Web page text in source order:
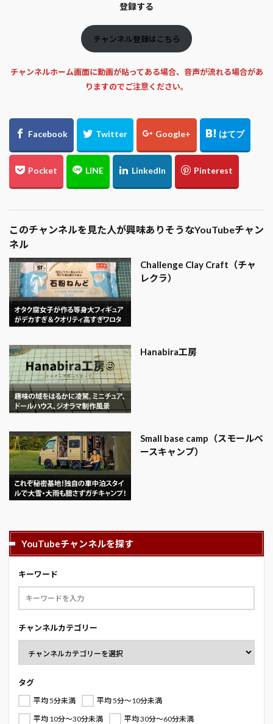
登録する
チャンネル登録はこちら
チャンネルホーム画面に動画が貼ってある場合、音声が流れる場合があ
りますのでご注意ください。
このチャンネルを見た人が興味ありそうなYouTubeチャン
ネル
Challenge Clay Craft（チャ
レクラ）
Hanabira工房
Small base camp（スモールベ
ースキャンプ）
YouTubeチャンネルを探す
キーワード
チャンネルカテゴリー
タグ
平均 5分未満
平均 5分～10分未満
平均 10分～30分未満
平均 30分～60分未満